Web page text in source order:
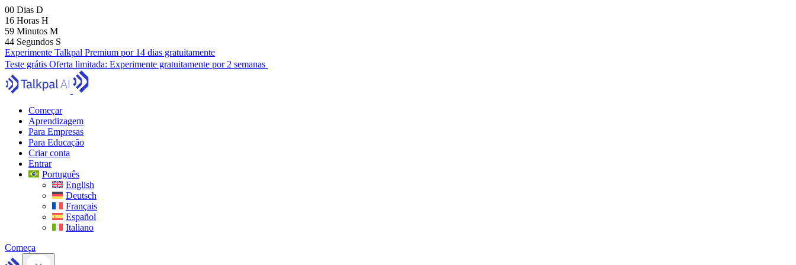
00 Dias D
16 Horas H
59 Minutos M
43 Segundos S
Experimente Talkpal Premium por 14 dias gratuitamente
Teste grátis Oferta limitada: Experimente gratuitamente por 2 semanas
Começar
Aprendizagem
Para Empresas
Para Educação
Criar conta
Entrar
Português
English
Deutsch
Français
Español
Italiano
Começa